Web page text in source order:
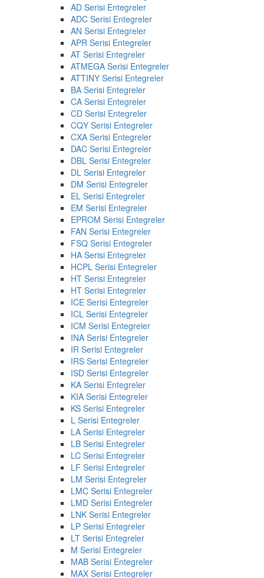
AD Serisi Entegreler
ADC Serisi Entegreler
AN Serisi Entegreler
APR Serisi Entegreler
AT Serisi Entegreler
ATMEGA Serisi Entegreler
ATTINY Serisi Entegreler
BA Serisi Entegreler
CA Serisi Entegreler
CD Serisi Entegreler
CQY Serisi Entegreler
CXA Serisi Entegreler
DAC Serisi Entegreler
DBL Serisi Entegreler
DL Serisi Entegreler
DM Serisi Entegreler
EL Serisi Entegreler
EM Serisi Entegreler
EPROM Serisi Entegreler
FAN Serisi Entegreler
FSQ Serisi Entegreler
HA Serisi Entegreler
HCPL Serisi Entegreler
HT Serisi Entegreler
HT Serisi Entegreler
ICE Serisi Entegreler
ICL Serisi Entegreler
ICM Serisi Entegreler
INA Serisi Entegreler
IR Serisi Entegreler
IRS Serisi Entegreler
ISD Serisi Entegreler
KA Serisi Entegreler
KIA Serisi Entegreler
KS Serisi Entegreler
L Serisi Entegreler
LA Serisi Entegreler
LB Serisi Entegreler
LC Serisi Entegreler
LF Serisi Entegreler
LM Serisi Entegreler
LMC Serisi Entegreler
LMD Serisi Entegreler
LNK Serisi Entegreler
LP Serisi Entegreler
LT Serisi Entegreler
M Serisi Entegreler
MAB Serisi Entegreler
MAX Serisi Entegreler